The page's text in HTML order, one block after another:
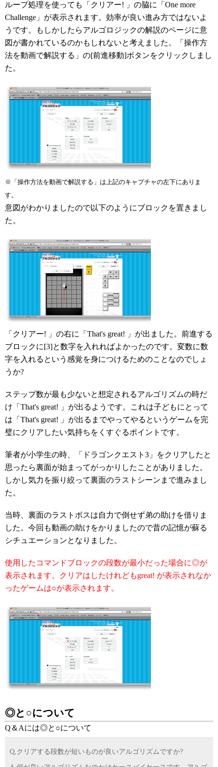
ループ処理を使っても「クリアー! 」の脇に「One more
Challenge」が表示されます。効率が良い進み方ではないよ
うです。もしかしたらアルゴロジックの解説のページに意
図が書かれているのかもしれないと考えました。「操作方
法を動画で解説する」の[前進移動]ボタンをクリックしまし
た。
※「操作方法を動画で解説する」は上記のキャプチャの左下にありま
す。
意図がわかりましたので以下のようにブロックを置きまし
た。
「クリアー! 」の右に「That's great! 」が出ました。前進する
ブロックに[3]と数字を入れればよかったのです。変数に数
字を入れるという感覚を身につけるためのことなのでしょ
うか?
ステップ数が最も少ないと想定されるアルゴリズムの時だ
け「That's great! 」が出るようです。これは子どもにとって
は「That's great! 」が出るまでやってやるというゲームを完
璧にクリアしたい気持ちをくすぐるポイントです。
筆者が小学生の時、「ドラゴンクエスト3」をクリアしたと
思ったら裏面が始まってがっかりしたことがありました。
しかし気力を振り絞って裏面のラストシーンまで進みまし
た。
当時、裏面のラストボスは自力で倒せず弟の助けを借りま
した。今回も動画の助けをかりましたので昔の記憶が蘇る
シチュエーションとなりました。
使用したコマンドブロックの段数が最小だった場合に◎が
表示されます。クリアはしたけれどもgreat! が表示されなか
ったゲームは○が表示されます。
◎と○について
Q＆Aには◎と○について
Q,クリアする段数が短いものが良いアルゴリズムですか?